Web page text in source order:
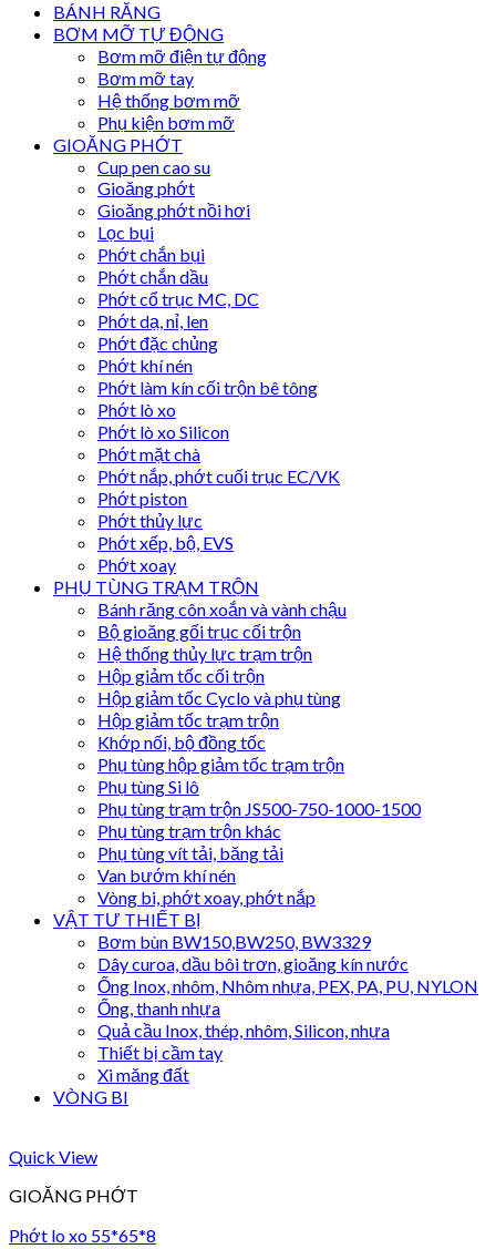
BÁNH RĂNG
BƠM MỠ TỰ ĐỘNG
Bơm mỡ điện tự động
Bơm mỡ tay
Hệ thống bơm mỡ
Phụ kiện bơm mỡ
GIOĂNG PHỚT
Cup pen cao su
Gioăng phớt
Gioăng phớt nồi hơi
Lọc bụi
Phớt chắn bụi
Phớt chắn dầu
Phớt cổ trục MC, DC
Phớt dạ, nỉ, len
Phớt đặc chủng
Phớt khí nén
Phớt làm kín cối trộn bê tông
Phớt lò xo
Phớt lò xo Silicon
Phớt mặt chà
Phớt nắp, phớt cuối trục EC/VK
Phớt piston
Phớt thủy lực
Phớt xếp, bộ, EVS
Phớt xoay
PHỤ TÙNG TRẠM TRỘN
Bánh răng côn xoắn và vành chậu
Bộ gioăng gối trục cối trộn
Hệ thống thủy lực trạm trộn
Hộp giảm tốc cối trộn
Hộp giảm tốc Cyclo và phụ tùng
Hộp giảm tốc trạm trộn
Khớp nối, bộ đồng tốc
Phụ tùng hộp giảm tốc trạm trộn
Phụ tùng Si lô
Phụ tùng trạm trộn JS500-750-1000-1500
Phụ tùng trạm trộn khác
Phụ tùng vít tải, băng tải
Van bướm khí nén
Vòng bi, phớt xoay, phớt nắp
VẬT TƯ THIẾT BỊ
Bơm bùn BW150,BW250, BW3329
Dây curoa, dầu bôi trơn, gioăng kín nước
Ống Inox, nhôm, Nhôm nhựa, PEX, PA, PU, NYLON
Ống, thanh nhựa
Quả cầu Inox, thép, nhôm, Silicon, nhựa
Thiết bị cầm tay
Xi măng đất
VÒNG BI
Quick View
GIOĂNG PHỚT
Phớt lo xo 55*65*8